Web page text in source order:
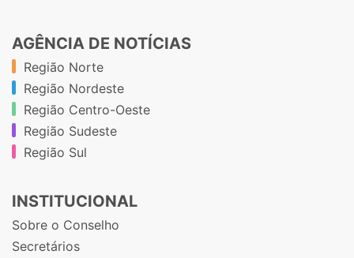
AGÊNCIA DE NOTÍCIAS
Região Norte
Região Nordeste
Região Centro-Oeste
Região Sudeste
Região Sul
INSTITUCIONAL
Sobre o Conselho
Secretários